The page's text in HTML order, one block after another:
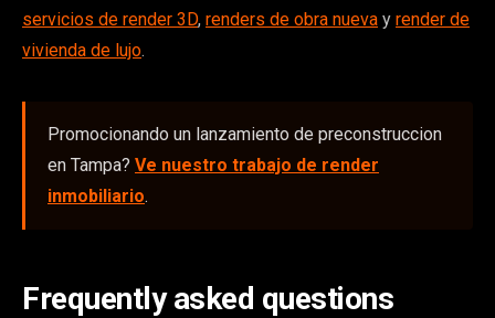
servicios de render 3D, renders de obra nueva y render de
vivienda de lujo.
Promocionando un lanzamiento de preconstruccion
en Tampa? Ve nuestro trabajo de render
inmobiliario.
Frequently asked questions